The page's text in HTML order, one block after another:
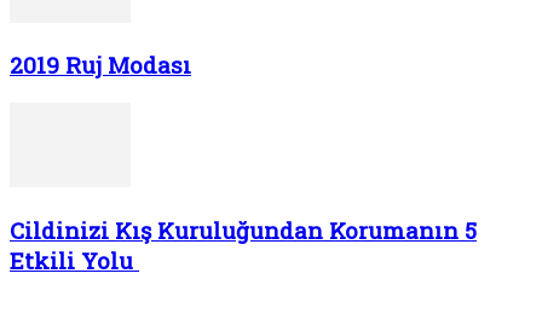
2019 Ruj Modası
Cildinizi Kış Kuruluğundan Korumanın 5
Etkili Yolu